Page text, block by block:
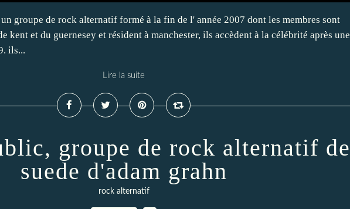
groupe de rock alternatif formé à la fin de l' année 2007 dont les membres sont
kent et du guernesey et résident à manchester, ils accèdent à la célébrité après une
ils...
Lire la suite
groupe de rock alternatif de
suede d'adam grahn
rock alternatif